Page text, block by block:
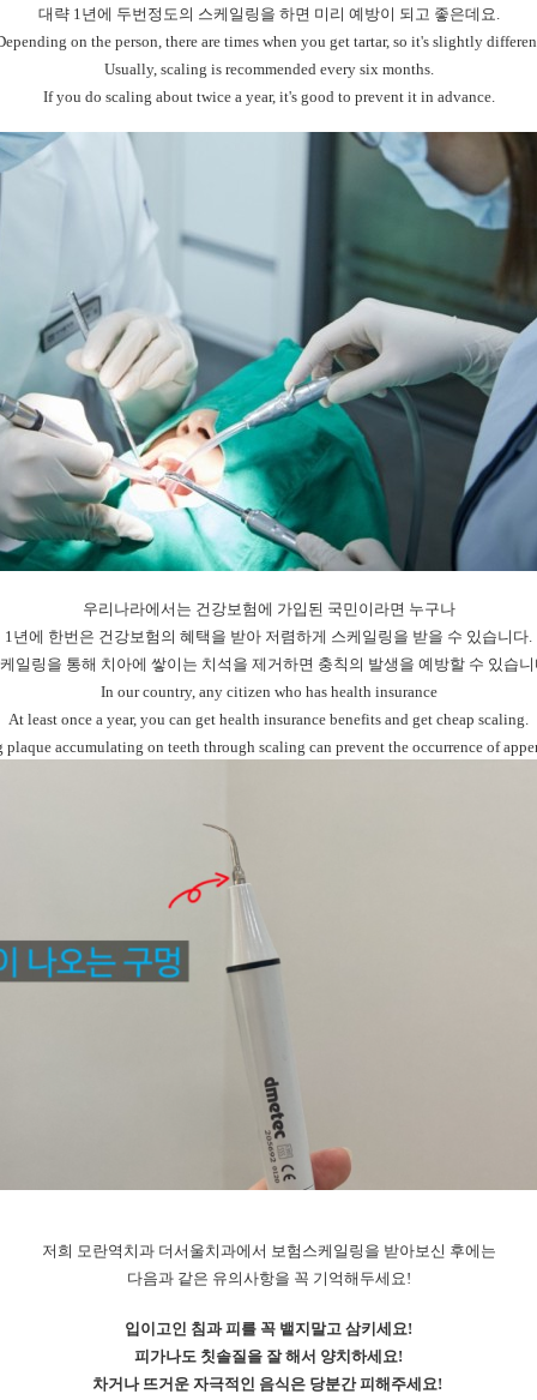
대략 1년에 두번정도의 스케일링을 하면 미리 예방이 되고 좋은데요.
on the person, there are times when you get tartar, so it's slightly
Usually, scaling is recommended every six months.
If you do scaling about twice a year, it's good to prevent it in advance.
우리나라에서는 건강보험에 가입된 국민이라면 누구나
1년에 한번은 건강보험의 혜택을 받아 저렴하게 스케일링을 받을 수 있습니다.
일링을 통해 치아에 쌓이는 치석을 제거하면 충칙의 발생을 예방할 수 있습니
In our country, any citizen who has health insurance
At least once a year, you can get health insurance benefits and get cheap scaling.
plaque accumulating on teeth through scaling can prevent the occurrence of
저희 모란역치과 더서울치과에서 보험스케일링을 받아보신 후에는
다음과 같은 유의사항을 꼭 기억해두세요!
입이고인 침과 피를 꼭 뱉지말고 삼키세요!
피가나도 칫솔질을 잘 해서 양치하세요!
차거나 뜨거운 자극적인 음식은 당분간 피해주세요!